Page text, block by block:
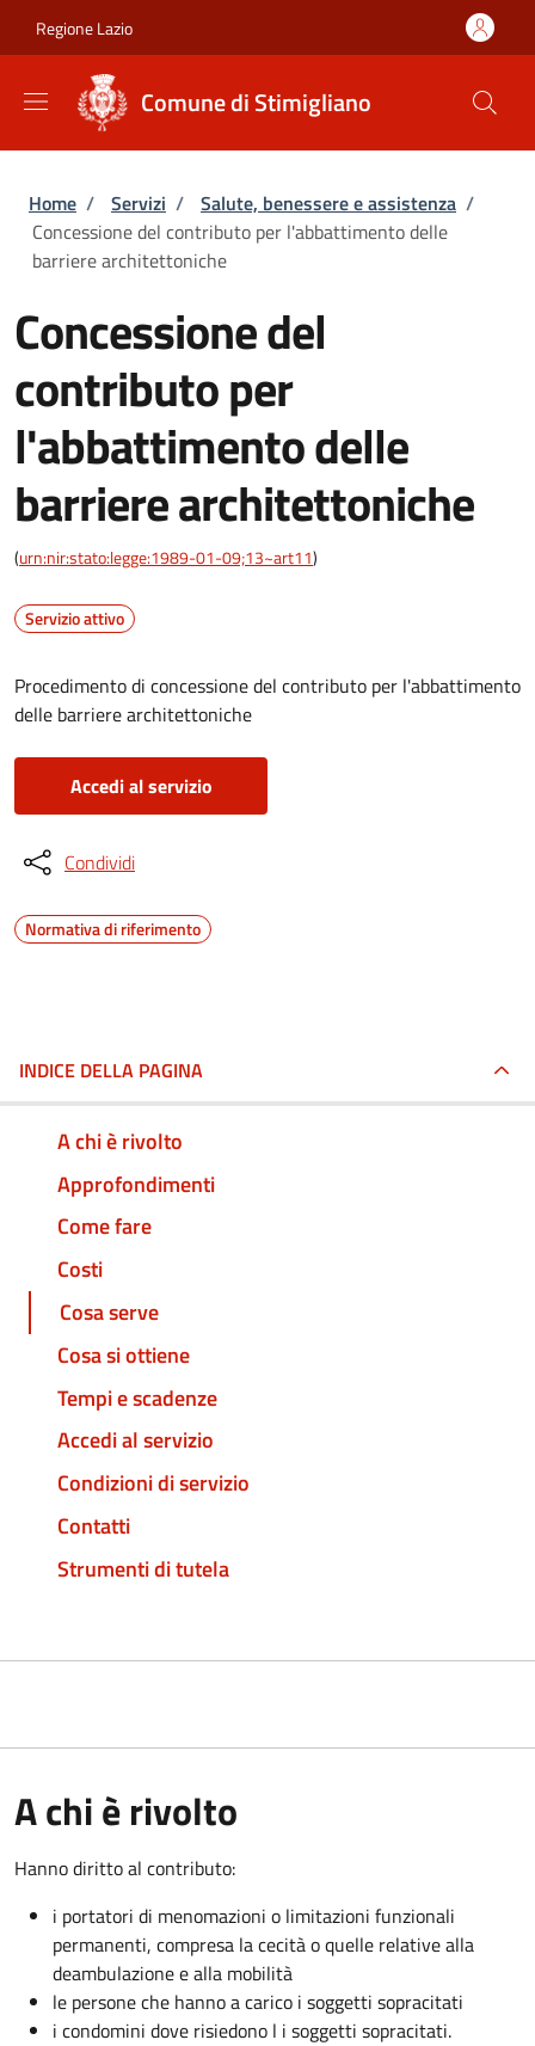
Regione Lazio
Comune di Stimigliano
Briciole di pane
Home / Servizi / Salute, benessere e assistenza /
Concessione del contributo per l'abbattimento delle
barriere architettoniche
Concessione del
contributo per
l'abbattimento delle
barriere architettoniche
(urn:nir:stato:legge:1989-01-09;13~art11)
Servizio attivo
Procedimento di concessione del contributo per l'abbattimento
delle barriere architettoniche
Accedi al servizio
Condividi
Normativa di riferimento
INDICE DELLA PAGINA
A chi è rivolto
Approfondimenti
Come fare
Costi
Cosa serve
Cosa si ottiene
Tempi e scadenze
Accedi al servizio
Condizioni di servizio
Contatti
Strumenti di tutela
A chi è rivolto
Hanno diritto al contributo:
i portatori di menomazioni o limitazioni funzionali
permanenti, compresa la cecità o quelle relative alla
deambulazione e alla mobilità
le persone che hanno a carico i soggetti sopracitati
i condomini dove risiedono l i soggetti sopracitati.